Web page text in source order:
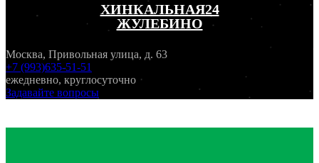
ХИНКАЛЬНАЯ24
ЖУЛЕБИНО
Москва, Привольная улица, д. 63
+7 (993)635-51-51
ежедневно, круглосуточно
Задавайте вопросы